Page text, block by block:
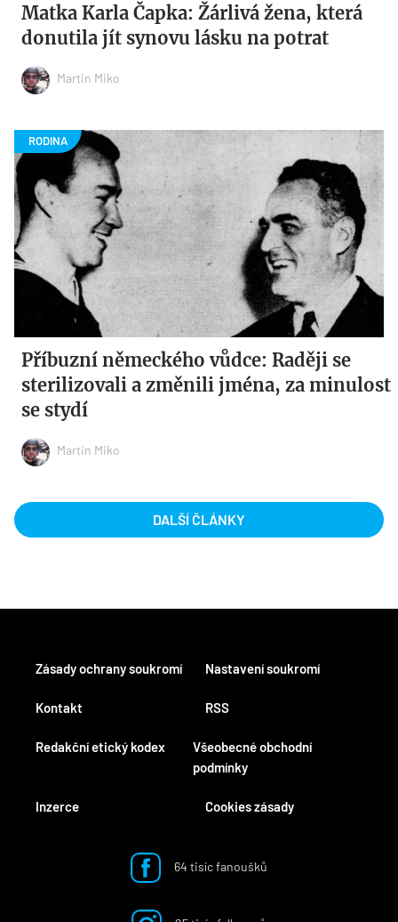
Matka Karla Čapka: Žárlivá žena, která
donutila jít synovu lásku na potrat
Martin Miko
Příbuzní německého vůdce: Raději se
sterilizovali a změnili jména, za minulost
se stydí
Martin Miko
DALŠÍ ČLÁNKY
Kontakt
Redakční etický kodex
Inzerce
RSS
Všeobecné obchodní
podmínky
Cookies zásady
Zásady ochrany soukromí Nastavení soukromí
64 tisíc fanoušků